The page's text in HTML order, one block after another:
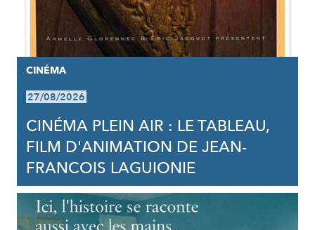
CINÉMA
27/08/2026
CINÉMA PLEIN AIR : LE TABLEAU,
FILM D'ANIMATION DE JEAN-
FRANCOIS LAGUIONIE